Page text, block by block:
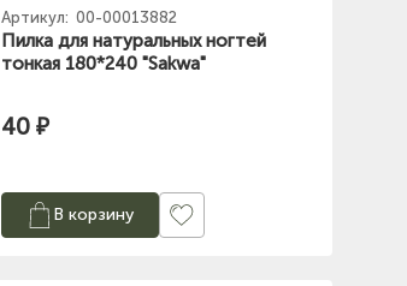
Артикул: 00-00013882
Пилка для натуральных ногтей
тонкая 180*240 "Sakwa"
40 ₽
В корзину